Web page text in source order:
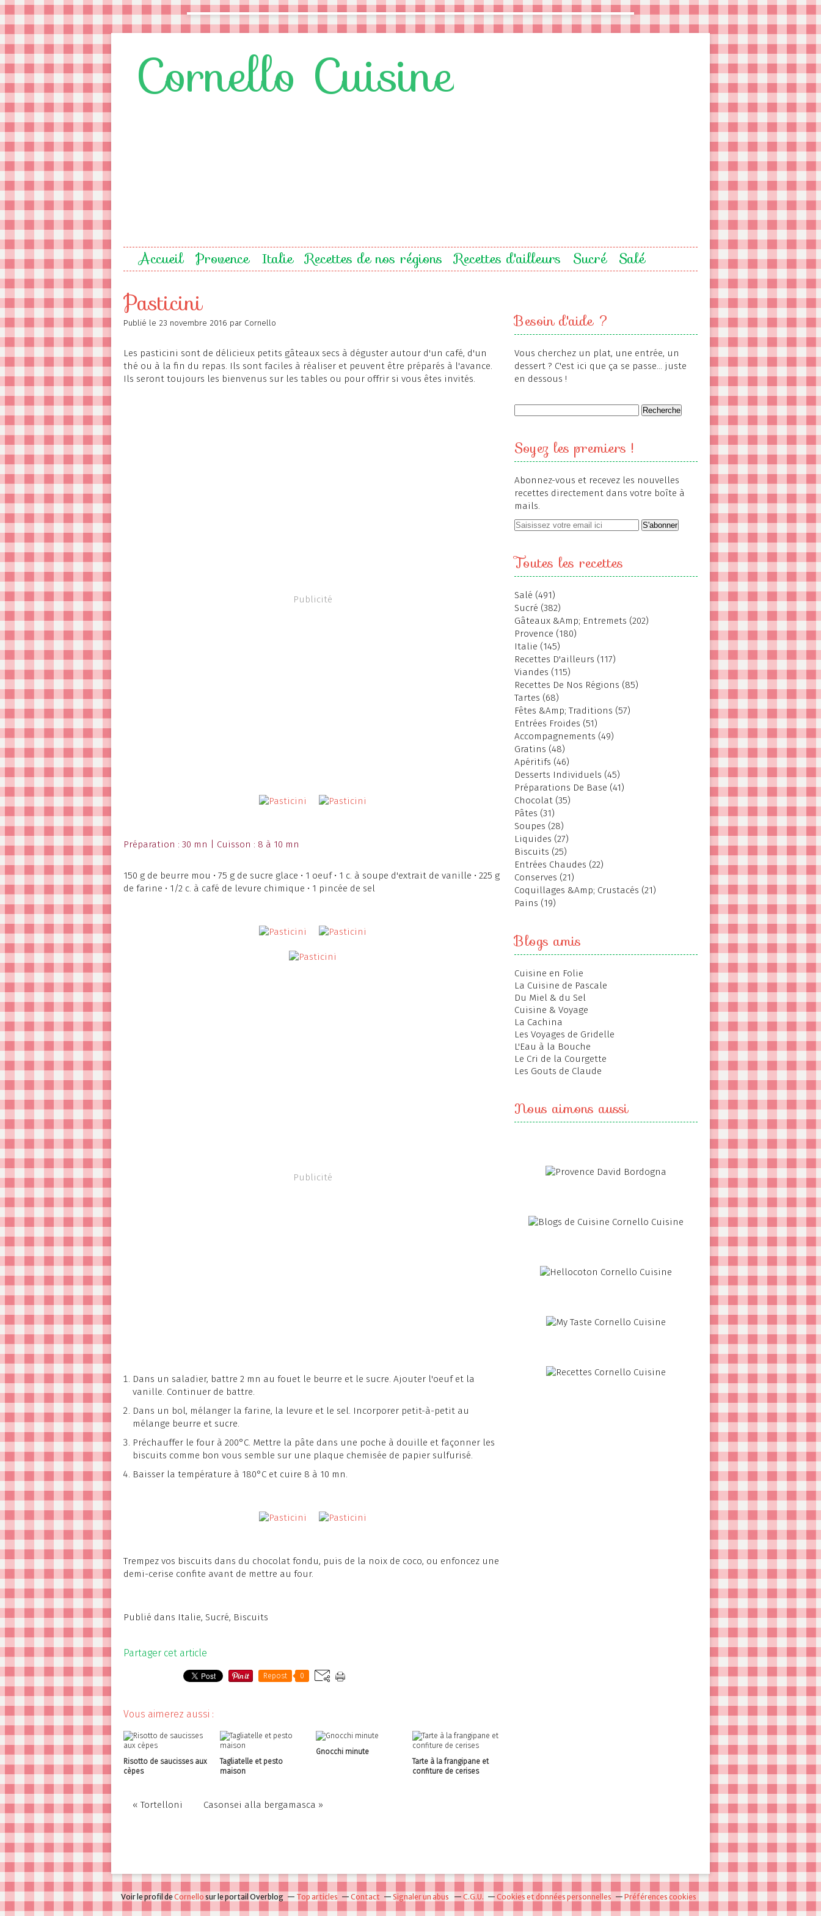
Cornello Cuisine
Accueil Provence Italie Recettes de nos régions Recettes d'ailleurs Sucré Salé
Pasticini
Publié le 23 novembre 2016 par Cornello
Les pasticini sont de délicieux petits gâteaux secs à déguster autour d'un café, d'un
thé ou à la fin du repas. Ils sont faciles à réaliser et peuvent être préparés à l'avance.
Ils seront toujours les bienvenus sur les tables ou pour offrir si vous êtes invités.
Publicité
Préparation : 30 mn | Cuisson : 8 à 10 mn
150 g de beurre mou • 75 g de sucre glace • 1 oeuf • 1 c. à soupe d'extrait de vanille • 225 g
de farine • 1/2 c. à café de levure chimique • 1 pincée de sel​
Publicité
Dans un saladier, battre 2 mn au fouet le beurre et le sucre. Ajouter l'oeuf et la
vanille. Continuer de battre.
Dans un bol, mélanger la farine, la levure et le sel. Incorporer petit-à-petit au
mélange beurre et sucre.
Préchauffer le four à 200°C. Mettre la pâte dans une poche à douille et façonner les
biscuits comme bon vous semble sur une plaque chemisée de papier sulfurisé.
Baisser la température à 180°C et cuire 8 à 10 mn.
Trempez vos biscuits dans du chocolat fondu, puis de la noix de coco, ou enfoncez une
demi-cerise confite avant de mettre au four.
Publié dans Italie, Sucré, Biscuits
Partager cet article
Repost 0
Vous aimerez aussi :
Risotto de saucisses aux
cèpes
Tagliatelle et pesto
maison
Gnocchi minute
Tarte à la frangipane et
confiture de cerises
« Tortelloni Casonsei alla bergamasca »
Besoin d'aide ?
Vous cherchez un plat, une entrée, un
dessert ? C'est ici que ça se passe... juste
en dessous !
Soyez les premiers !
Abonnez-vous et recevez les nouvelles
recettes directement dans votre boîte à
mails.
Toutes les recettes
Salé (491)
Sucré (382)
Gâteaux &Amp; Entremets (202)
Provence (180)
Italie (145)
Recettes D'ailleurs (117)
Viandes (115)
Recettes De Nos Régions (85)
Tartes (68)
Fêtes &Amp; Traditions (57)
Entrées Froides (51)
Accompagnements (49)
Gratins (48)
Apéritifs (46)
Desserts Individuels (45)
Préparations De Base (41)
Chocolat (35)
Pâtes (31)
Soupes (28)
Liquides (27)
Biscuits (25)
Entrées Chaudes (22)
Conserves (21)
Coquillages &Amp; Crustacés (21)
Pains (19)
Blogs amis
Cuisine en Folie
La Cuisine de Pascale
Du Miel & du Sel
Cuisine & Voyage
La Cachina
Les Voyages de Gridelle
L'Eau à la Bouche
Le Cri de la Courgette
Les Gouts de Claude
Nous aimons aussi
Voir le profil deCornello sur le portail Overblog Top articles Contact Signaler un abus C.G.U. Cookies et données personnelles Préférences cookies